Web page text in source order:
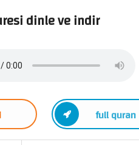
dinle ve indir
full quran